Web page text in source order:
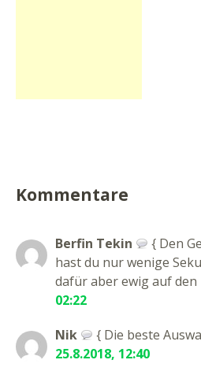
Kommentare
Berfin Tekin
{ Den
hast du nur wenige
dafür aber ewig auf den
02:22
Nik
{ Die beste
25.8.2018, 12:40